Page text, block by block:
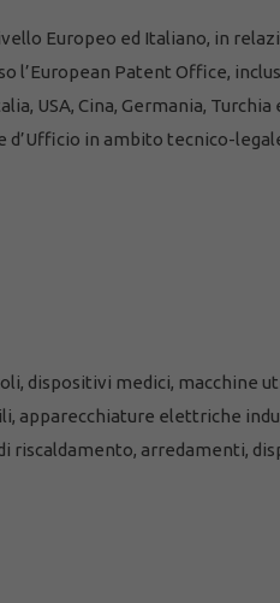
Europeo ed Italiano, in
l’European Patent Office,
USA, Cina, Germania, Turchia
in ambito tecnico-
dispositivi medici, macchine
apparecchiature elettriche
arredamenti,